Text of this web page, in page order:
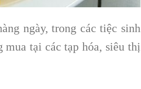
ngày, trong các tiệc sinh
tại các tạp hóa, siêu thị